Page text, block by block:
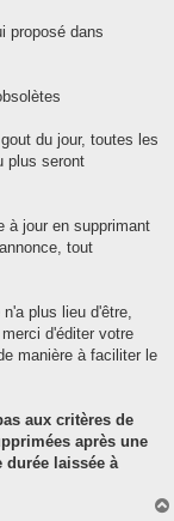
proposé dans
du jour, toutes les
plus seront
à jour en supprimant
tout
plus lieu d'être,
d'éditer votre
manière à faciliter le
aux critères de
après une
durée laissée à